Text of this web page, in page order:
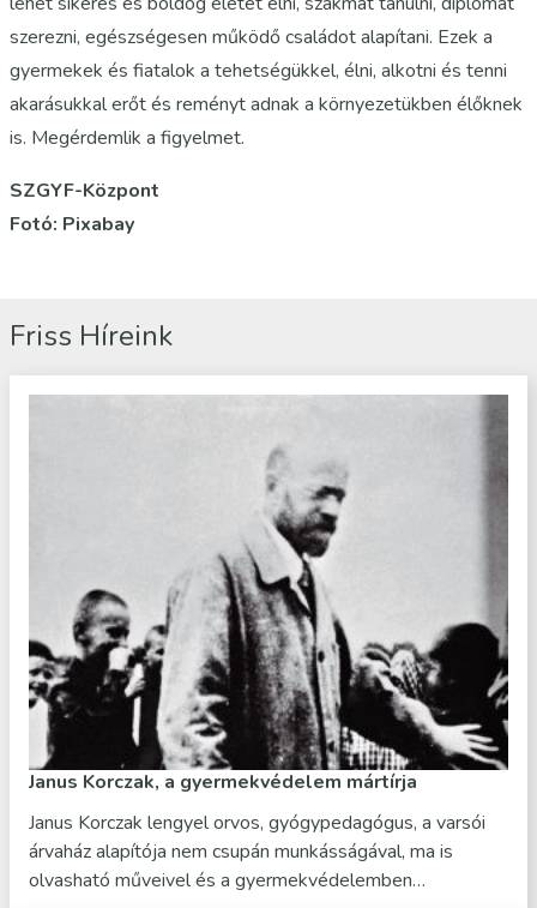
szerezni, egészségesen működő családot alapítani. Ezek a
gyermekek és fiatalok a tehetségükkel, élni, alkotni és tenni
akarásukkal erőt és reményt adnak a környezetükben élőknek
is. Megérdemlik a figyelmet.
SZGYF-Központ
Fotó: Pixabay
Friss Híreink
Janus Korczak, a gyermekvédelem mártírja
Janus Korczak lengyel orvos, gyógypedagógus, a varsói
árvaház alapítója nem csupán munkásságával, ma is
olvasható műveivel és a gyermekvédelemben…